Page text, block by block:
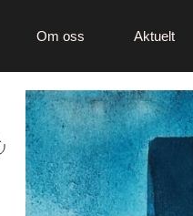
Om oss Aktuelt